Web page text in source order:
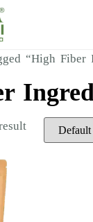
“High Fiber